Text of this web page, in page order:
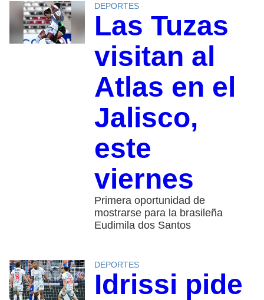
DEPORTES
Las Tuzas
visitan al
Atlas en el
Jalisco,
este
viernes
Primera oportunidad de
mostrarse para la brasileña
Eudimila dos Santos
DEPORTES
Idrissi pide